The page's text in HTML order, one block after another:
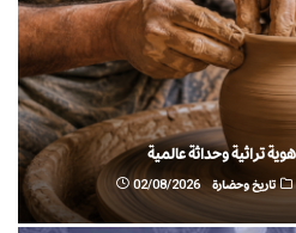
تراثية وحداثة عالمية
تاريخ وحضارة 02/08/2026